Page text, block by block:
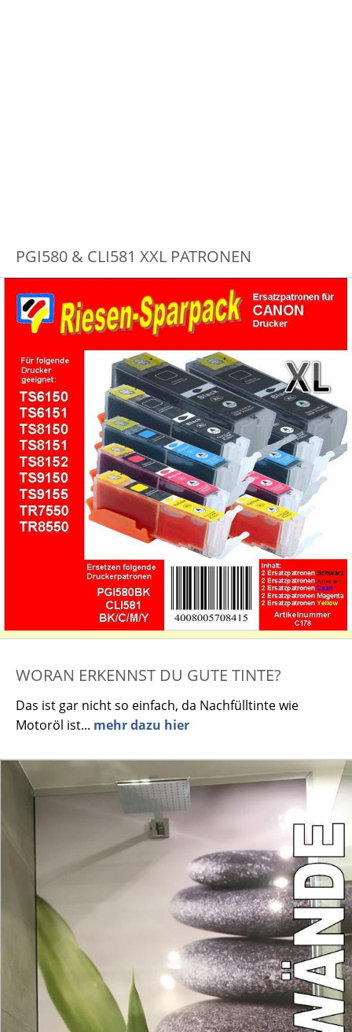
PGI580 & CLI581 XXL PATRONEN
WORAN ERKENNST DU GUTE TINTE?
Das ist gar nicht so einfach, da Nachfülltinte wie
Motoröl ist... mehr dazu hier